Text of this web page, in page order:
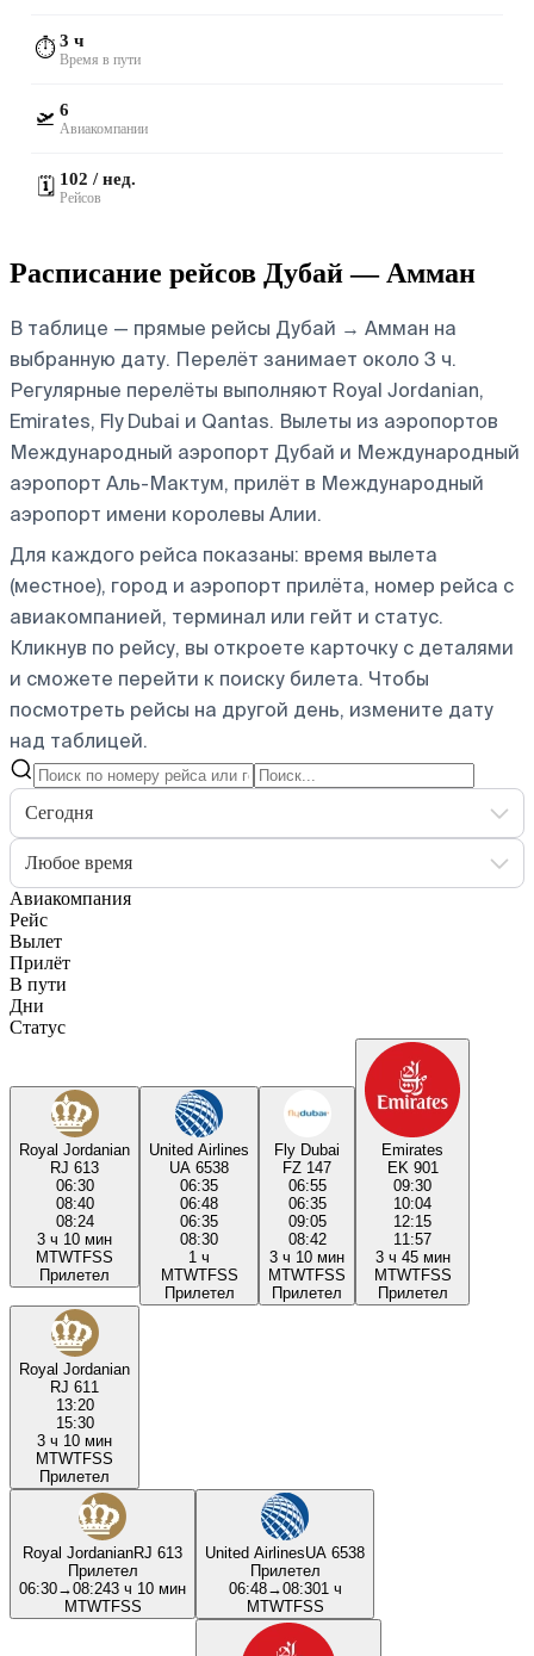
⏱️3 ч
Время в пути
🛫 6
Авиакомпании
🗓️ 102 / нед.
Рейсов
Расписание рейсов Дубай — Амман
В таблице — прямые рейсы Дубай → Амман на
выбранную дату. Перелёт занимает около 3 ч.
Регулярные перелёты выполняют Royal Jordanian,
Emirates, Fly Dubai и Qantas. Вылеты из аэропортов
Международный аэропорт Дубай и Международный
аэропорт Аль-Мактум, прилёт в Международный
аэропорт имени королевы Алии.
Для каждого рейса показаны: время вылета
(местное), город и аэропорт прилёта, номер рейса с
авиакомпанией, терминал или гейт и статус.
Кликнув по рейсу, вы откроете карточку с деталями
и сможете перейти к поиску билета. Чтобы
посмотреть рейсы на другой день, измените дату
над таблицей.
Сегодня
Любое время
Авиакомпания
Рейс
Вылет
Прилёт
В пути
Дни
Статус
Royal Jordanian
RJ 613
06:30
08:40
08:24
3 ч 10 мин
MTWTFSS
Прилетел
United Airlines
UA 6538
06:35
06:48
06:35
08:30
1 ч
MTWTFSS
Прилетел
Fly Dubai
FZ 147
06:55
06:35
09:05
08:42
3 ч 10 мин
MTWTFSS
Прилетел
Emirates
EK 901
09:30
10:04
12:15
11:57
3 ч 45 мин
MTWTFSS
Прилетел
Royal Jordanian
RJ 611
13:20
15:30
3 ч 10 мин
MTWTFSS
Прилетел
Royal JordanianRJ 613
Прилетел
06:30→08:243 ч 10 мин
MTWTFSS
United AirlinesUA 6538
Прилетел
06:48→08:301 ч
MTWTFSS